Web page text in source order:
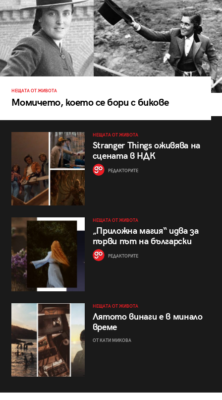
НЕЩАТА ОТ ЖИВОТА
Момичето, което се бори с бикове
НЕЩАТА ОТ ЖИВОТА
Stranger Things оживява на
сцената в НДК
РЕДАКТОРИТЕ
НЕЩАТА ОТ ЖИВОТА
„Приложна магия“ идва за
първи път на български
РЕДАКТОРИТЕ
НЕЩАТА ОТ ЖИВОТА
Лятото винаги е в минало
време
ОТ КАТИ МИКОВА